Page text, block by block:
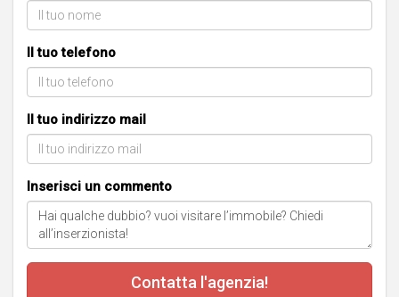
Il tuo telefono
Il tuo indirizzo mail
Inserisci un commento
Contatta l'agenzia!